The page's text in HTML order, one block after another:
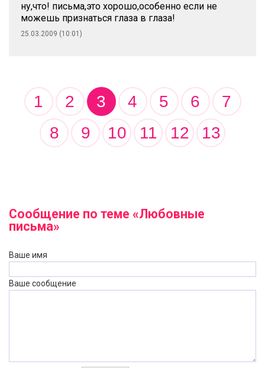
ну,что! письма,это хорошо,особенно если не
можешь признаться глаза в глаза!
25.03.2009 (10:01)
1 2 3 4 5 6
7
8
9 10 11 12 13
Сообщение по теме «Любовные
письма»
Ваше имя
Ваше сообщение